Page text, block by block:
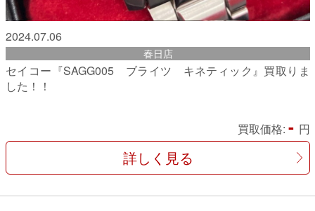
2024.07.06
春日店
セイコー『SAGG005 ブライツ キネティック』買取りま
した！！
買取価格: - 円
詳しく見る